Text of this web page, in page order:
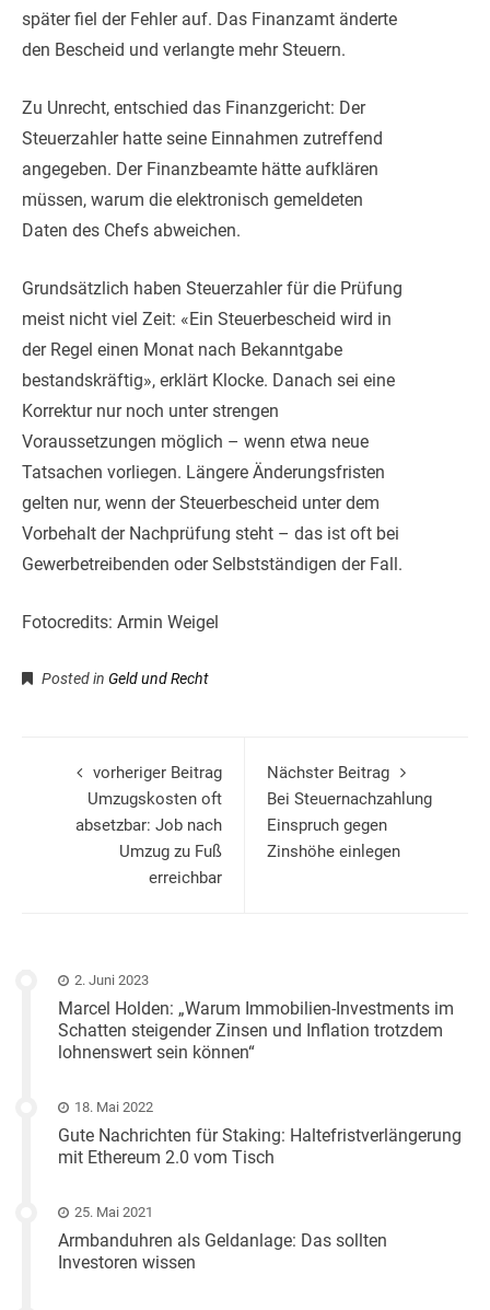
später fiel der Fehler auf. Das Finanzamt änderte
den Bescheid und verlangte mehr Steuern.
Zu Unrecht, entschied das Finanzgericht: Der
Steuerzahler hatte seine Einnahmen zutreffend
angegeben. Der Finanzbeamte hätte aufklären
müssen, warum die elektronisch gemeldeten
Daten des Chefs abweichen.
Grundsätzlich haben Steuerzahler für die Prüfung
meist nicht viel Zeit: «Ein Steuerbescheid wird in
der Regel einen Monat nach Bekanntgabe
bestandskräftig», erklärt Klocke. Danach sei eine
Korrektur nur noch unter strengen
Voraussetzungen möglich – wenn etwa neue
Tatsachen vorliegen. Längere Änderungsfristen
gelten nur, wenn der Steuerbescheid unter dem
Vorbehalt der Nachprüfung steht – das ist oft bei
Gewerbetreibenden oder Selbstständigen der Fall.
Fotocredits: Armin Weigel
Posted in Geld und Recht
vorheriger Beitrag
Umzugskosten oft
absetzbar: Job nach
Umzug zu Fuß
erreichbar
Nächster Beitrag
Bei Steuernachzahlung
Einspruch gegen
Zinshöhe einlegen
2. Juni 2023
Marcel Holden: „Warum Immobilien-Investments im
Schatten steigender Zinsen und Inflation trotzdem
lohnenswert sein können“
18. Mai 2022
Gute Nachrichten für Staking: Haltefristverlängerung
mit Ethereum 2.0 vom Tisch
25. Mai 2021
Armbanduhren als Geldanlage: Das sollten
Investoren wissen